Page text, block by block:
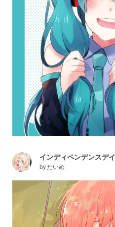
インディペンデンスデイ
byたいめ